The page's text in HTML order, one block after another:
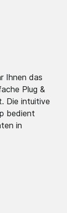
Ihnen das
Plug &
Die intuitive
bedient
in